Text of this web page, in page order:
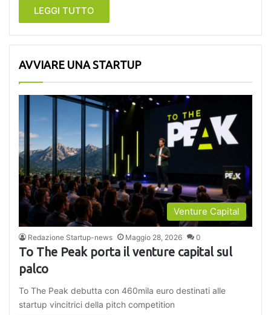
LEGGI TUTTO
AVVIARE UNA STARTUP
Venture Capital
Redazione Startup-news Maggio 28, 2026 0
To The Peak porta il venture capital sul
palco
To The Peak debutta con 460mila euro destinati alle
startup vincitrici della pitch competition